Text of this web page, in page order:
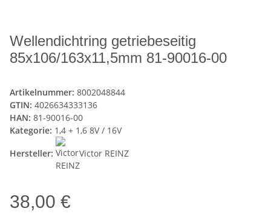
Wellendichtring getriebeseitig
85x106/163x11,5mm 81-90016-00
Artikelnummer: 8002048844
GTIN: 4026634333136
HAN: 81-90016-00
Kategorie: 1,4 + 1,6 8V / 16V
Hersteller:
Victor REINZ
38,00 €